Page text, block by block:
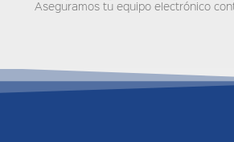
Aseguramos tu equipo electrónico